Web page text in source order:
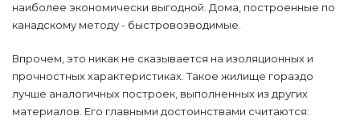
наиболее экономически выгодной. Дома, построенные по
канадскому методу - быстровозводимые.
Впрочем, это никак не сказывается на изоляционных и
прочностных характеристиках. Такое жилище гораздо
лучше аналогичных построек, выполненных из других
материалов. Его главными достоинствами считаются: